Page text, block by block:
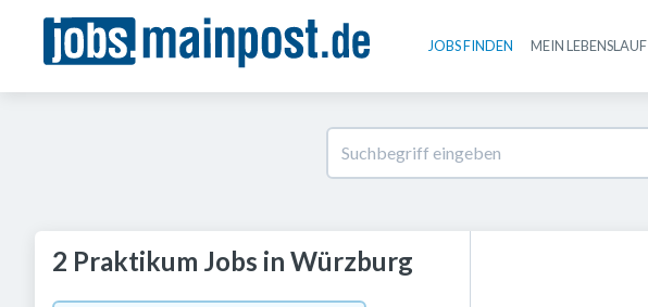
JOBS FINDEN MEIN LEBENSLAUF
2 Praktikum Jobs in Würzburg